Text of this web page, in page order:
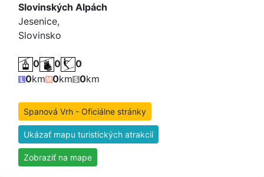
Slovinských Alpách
Jesenice,
Slovinsko
0 0
0
0km 0km 0km
Spanová Vrh - Oficiálne stránky
Ukázať mapu turistických atrakcií
Zobraziť na mape